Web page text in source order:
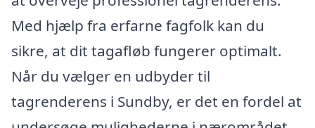
Med hjælp fra erfarne fagfolk kan du
sikre, at dit tagafløb fungerer optimalt.
Når du vælger en udbyder til
tagrenderens i Sundby, er det en fordel at